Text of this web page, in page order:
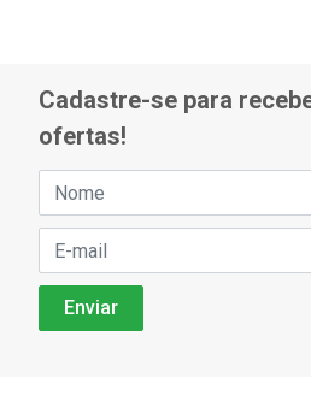
Cadastre-se para
ofertas!